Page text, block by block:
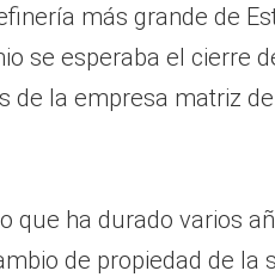
más grande de
se esperaba el cierre
la empresa matriz de
que ha durado varios
de propiedad de la